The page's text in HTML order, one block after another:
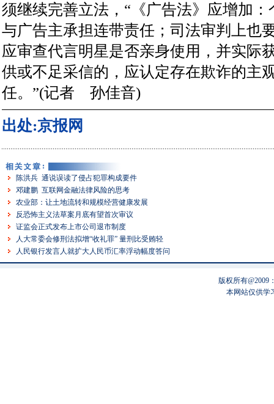
须继续完善立法，“《广告法》应增加
与广告主承担连带责任；司法审判上也
应审查代言明星是否亲身使用，并实际
供或不足采信的，应认定存在欺诈的主
任。”(记者 孙佳音)
出处:京报网
陈洪兵 通说误读了侵占犯罪构成要件
邓建鹏 互联网金融法律风险的思考
农业部：让土地流转和规模经营健康发展
反恐怖主义法草案月底有望首次审议
证监会正式发布上市公司退市制度
人大常委会修刑法拟增“收礼罪” 量刑比受贿轻
人民银行发言人就扩大人民币汇率浮动幅度答问
版权所有@2009
本网站仅供学